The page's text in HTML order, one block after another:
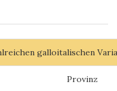
galloitalischen
Provinz